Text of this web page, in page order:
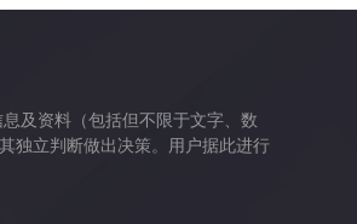
及资料（包括但不限于文字、数
独立判断做出决策。用户据此进行